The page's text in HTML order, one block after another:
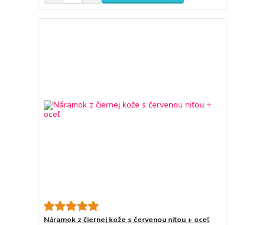
Náramok z čiernej kože s červenou niťou + oceľ